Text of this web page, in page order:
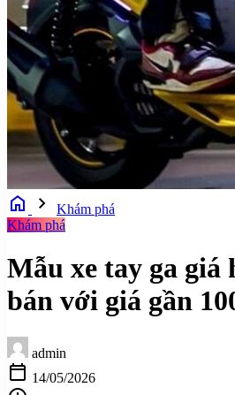
home chevron_right
Khám phá
Khám phá
Mẫu xe tay ga giá
bán với giá gần
admin
calendar_today 14/05/2026